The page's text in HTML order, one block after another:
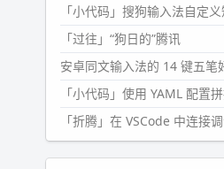
「过往」“狗日的”腾讯